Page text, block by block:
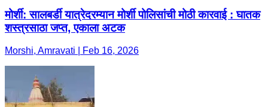
मोर्शी: सालबर्डी यात्रेदरम्यान मोर्शी पोलिसांची मोठी कारवाई : घातक
शस्त्रसाठा जप्त, एकाला अटक
Morshi, Amravati | Feb 16, 2026